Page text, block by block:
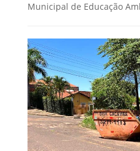
Municipal de Educação